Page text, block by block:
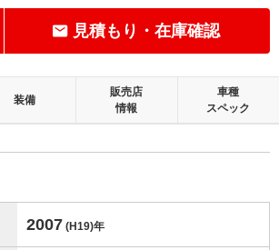
見積もり・在庫確認
装備
販売店
情報
車種
スペック
2007 (H19)年